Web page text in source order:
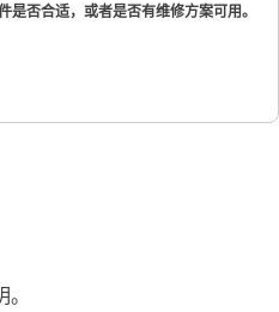
是否合适，或者是否有维修方案可用。